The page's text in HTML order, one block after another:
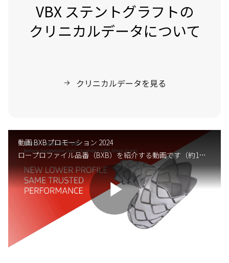
VBX ステントグラフトの
クリニカルデータについて
クリニカルデータを見る
動画 BXBプロモーション 2024
ロープロファイル品番（BXB）を紹介する動画です（約1分、英語）
Play